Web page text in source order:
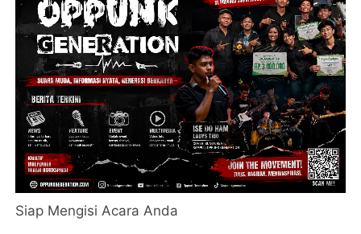
Siap Mengisi Acara Anda